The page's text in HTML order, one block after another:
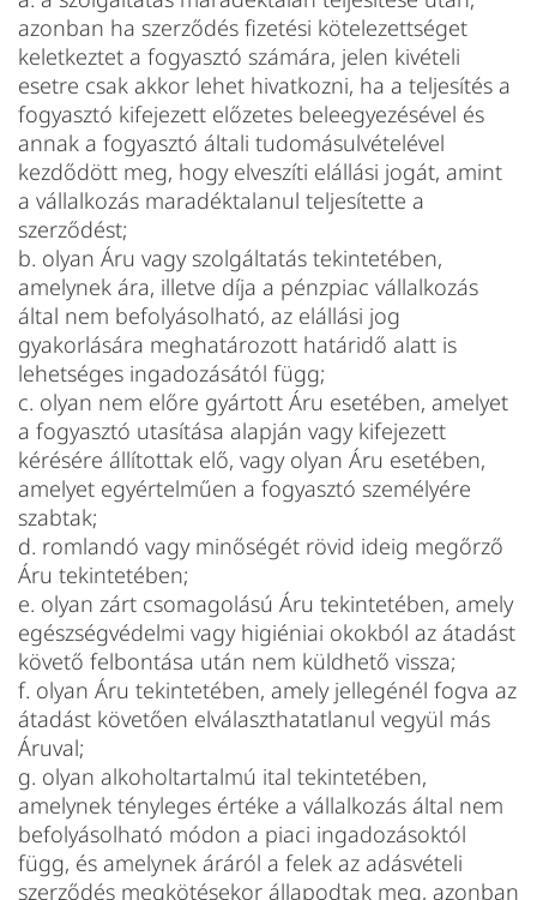
azonban ha szerződés fizetési kötelezettséget
keletkeztet a fogyasztó számára, jelen kivételi
esetre csak akkor lehet hivatkozni, ha a teljesítés a
fogyasztó kifejezett előzetes beleegyezésével és
annak a fogyasztó általi tudomásulvételével
kezdődött meg, hogy elveszíti elállási jogát, amint
a vállalkozás maradéktalanul teljesítette a
szerződést;
b. olyan Áru vagy szolgáltatás tekintetében,
amelynek ára, illetve díja a pénzpiac vállalkozás
által nem befolyásolható, az elállási jog
gyakorlására meghatározott határidő alatt is
lehetséges ingadozásától függ;
c. olyan nem előre gyártott Áru esetében, amelyet
a fogyasztó utasítása alapján vagy kifejezett
kérésére állítottak elő, vagy olyan Áru esetében,
amelyet egyértelműen a fogyasztó személyére
szabtak;
d. romlandó vagy minőségét rövid ideig megőrző
Áru tekintetében;
e. olyan zárt csomagolású Áru tekintetében, amely
egészségvédelmi vagy higiéniai okokból az átadást
követő felbontása után nem küldhető vissza;
f. olyan Áru tekintetében, amely jellegénél fogva az
átadást követően elválaszthatatlanul vegyül más
Áruval;
g. olyan alkoholtartalmú ital tekintetében,
amelynek tényleges értéke a vállalkozás által nem
befolyásolható módon a piaci ingadozásoktól
függ, és amelynek áráról a felek az adásvételi
szerződés megkötésekor állapodtak meg, azonban